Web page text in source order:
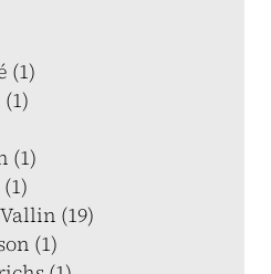
(1)
(1)
(19)
(1)